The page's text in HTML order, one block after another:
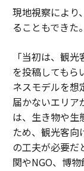
現地視察により
ることもできた。
「当初は、観
を投稿してもら
ネスモデルを想
届かないエリア
は、生き物や生
ため、観光客向
の工夫が必要だ
関やNGO、博